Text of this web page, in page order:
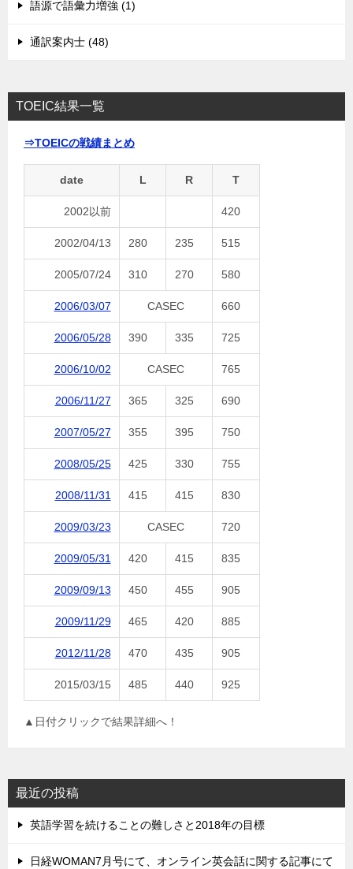
語源で語彙力増強 (1)
通訳案内士 (48)
TOEIC結果一覧
⇒TOEICの戦績まとめ
date L R T
2002以前 420
2002/04/13 280 235 515
2005/07/24 310 270 580
2006/03/07 CASEC 660
2006/05/28 390 335 725
2006/10/02 CASEC 765
2006/11/27 365 325 690
2007/05/27 355 395 750
2008/05/25 425 330 755
2008/11/31 415 415 830
2009/03/23 CASEC 720
2009/05/31 420 415 835
2009/09/13 450 455 905
2009/11/29 465 420 885
2012/11/28 470 435 905
2015/03/15 485 440 925
▲日付クリックで結果詳細へ！
最近の投稿
英語学習を続けることの難しさと2018年の目標
日経WOMAN7月号にて、オンライン英会話に関する記事にて